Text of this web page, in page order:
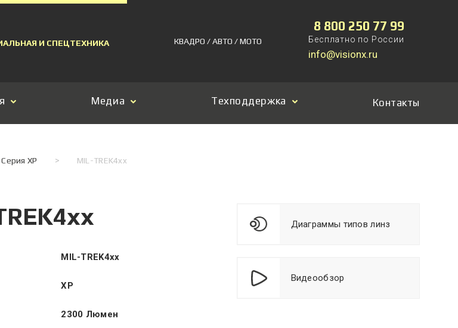
И СПЕЦТЕХНИКА КВАДРО / АВТО / МОТО
8 800 250 77 99
Бесплатно по России
info@visionx.ru
Медиа Техподдержка Контакты
Серия XP > MIL-TREK4xx
MIL-TREK4xx
XP
2300 Люмен
Диаграммы типов линз
Видеообзор